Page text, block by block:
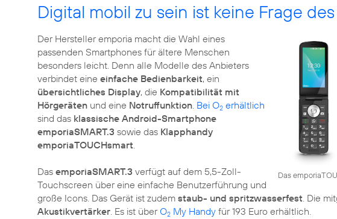
Digital mobil zu sein ist keine Frage
Das
Der Hersteller emporia macht die Wahl eines
passenden Smartphones für ältere Menschen
besonders leicht. Denn alle Modelle des Anbieters
verbindet eine einfache Bedienbarkeit, ein
übersichtliches Display, die Kompatibilität mit
Hörgeräten und eine Notruffunktion. Bei O2 erhältlich
sind das klassische Android-Smartphone
emporiaSMART.3 sowie das Klapphandy
emporiaTOUCHsmart.
Das emporiaSMART.3 verfügt auf dem 5,5-Zoll-
Touchscreen über eine einfache Benutzerführung und
große Icons. Das Gerät ist zudem staub- und spritzwasserfest. Die
Akustikvertärker. Es ist überO2 My Handy für 193 Euro erhältlich.